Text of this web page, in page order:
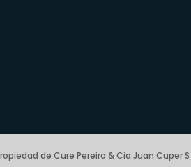
de Cure Pereira & Cia Juan Cuper